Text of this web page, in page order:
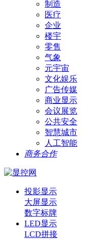
制造
医疗
企业
楼宇
零售
气象
元宇宙
文化娱乐
广告传媒
商业显示
会议展览
公共安全
智慧城市
人工智能
商务合作
投影显示
大屏显示
数字标牌
LED显示
LCD拼接